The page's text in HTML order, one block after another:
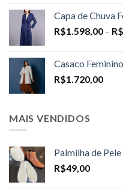
Capa de Chuva
R$1.598,00 – R$
Casaco
R$1.720,00
MAIS VENDIDOS
Palmilha de Pele
R$49,00